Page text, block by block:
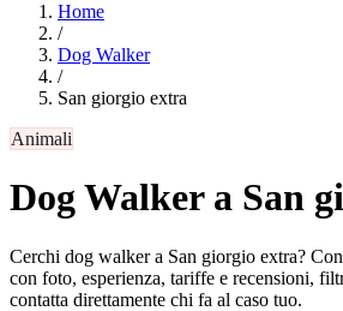
Home
/
Dog Walker
/
San giorgio extra
Animali
Dog Walker a San
Cerchi dog walker a San giorgio extra?
con foto, esperienza, tariffe e recensioni,
contatta direttamente chi fa al caso tuo.